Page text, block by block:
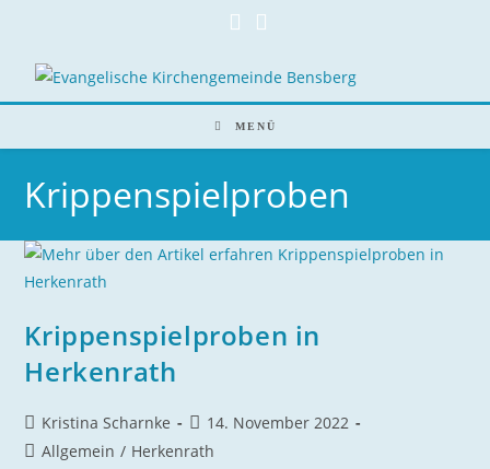
springen
MENÜ
Krippenspielproben
Krippenspielproben in
Herkenrath
Beitrags-
Autor:
Kristina Scharnke
Beitrag
veröffentlicht:
14. November 2022
Beitrags-
Allgemein / Herkenrath